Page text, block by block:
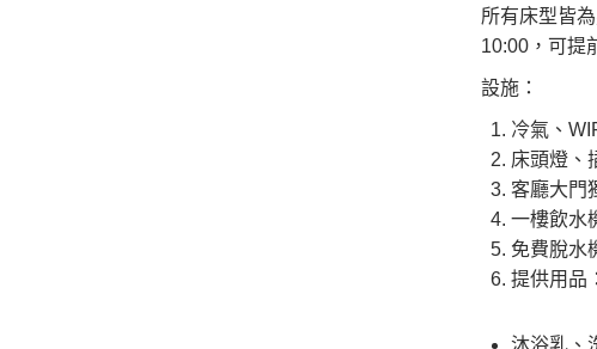
所有床型皆
10:00，可提
​設施：
冷氣、
床頭燈、
客廳大門
一樓飲水
免費脫水
提供用品​：
沐浴乳、